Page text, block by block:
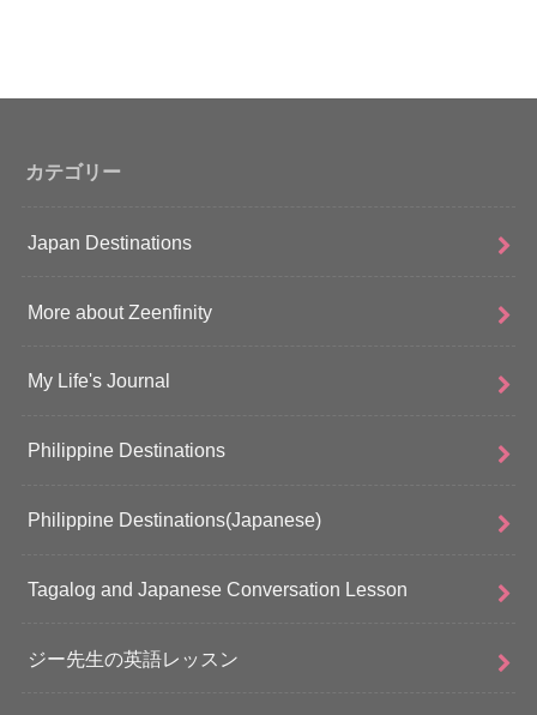
カテゴリー
Japan Destinations
More about Zeenfinity
My Life's Journal
Philippine Destinations
Philippine Destinations(Japanese)
Tagalog and Japanese Conversation Lesson
ジー先生の英語レッスン